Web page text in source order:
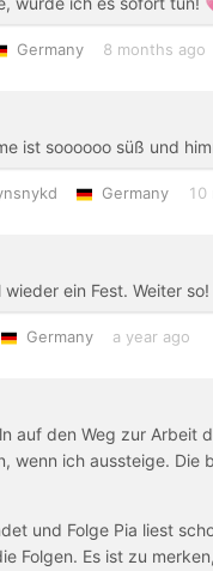
Germany 8 months ago
ist soooooo süß und
Germany 10
ein Fest. Weiter
Germany a year ago
auf den Weg zur
wenn ich aussteige.
und Folge Pia liest
Folgen. Es ist zu